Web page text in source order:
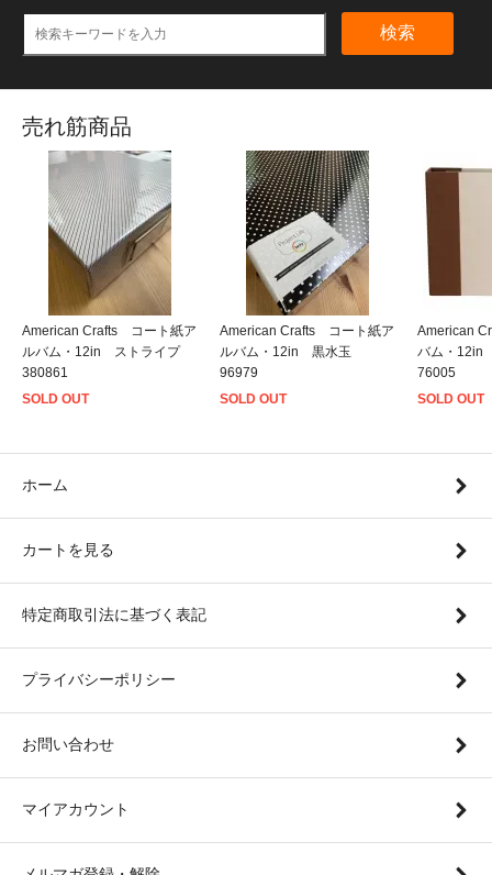
検索
売れ筋商品
American Crafts コート紙ア
ルバム・12in ストライプ
380861
SOLD OUT
American Crafts コート紙ア
ルバム・12in 黒水玉
96979
SOLD OUT
American
バム・
76005
SOLD OUT
ホーム
カートを見る
特定商取引法に基づく表記
プライバシーポリシー
お問い合わせ
マイアカウント